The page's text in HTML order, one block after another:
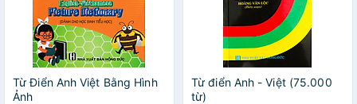
Từ Điển Anh Việt Bằng Hình
Ảnh
Từ điển Anh - Việt (75.000
từ)